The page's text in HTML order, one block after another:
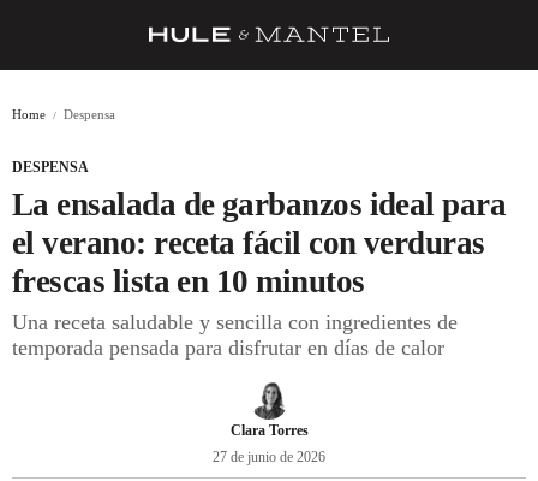
BARRAS Y ESTRELLAS
DÓNDE COMER
ÍDOLOS DE MESAS
Home Despensa
DESPENSA
La ensalada de garbanzos ideal para
el verano: receta fácil con verduras
frescas lista en 10 minutos
Una receta saludable y sencilla con ingredientes de
temporada pensada para disfrutar en días de calor
Clara Torres
27 de junio de 2026